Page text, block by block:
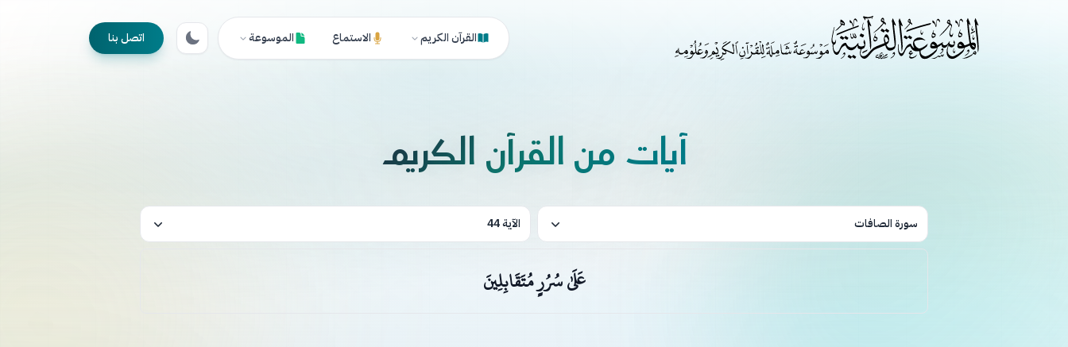
القرآن الكريم الاستماع الموسوعة اتصل بنا
آيات من القرآن الكريم
سورة الصافات الآية 44
عَلَىٰ سُرُرٍ مُتَقَابِلِينَ